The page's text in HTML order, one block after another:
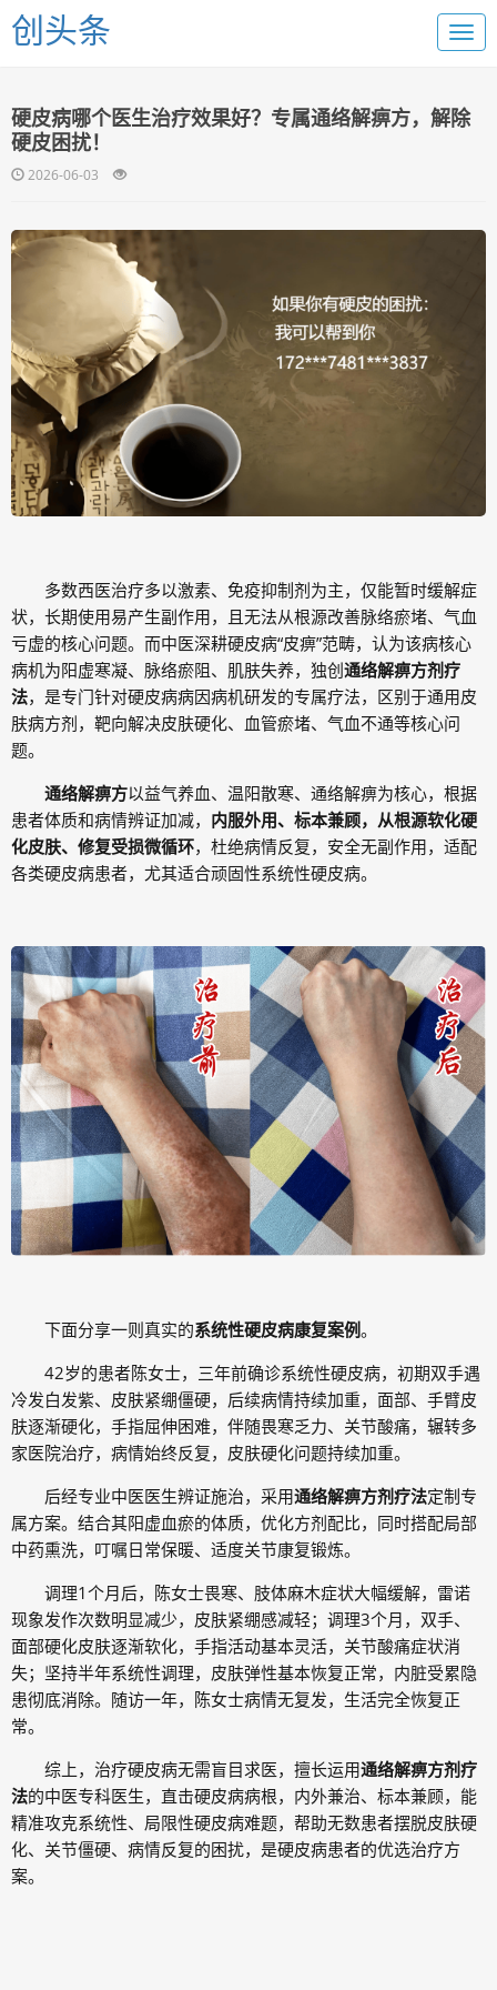
创头条
硬皮病哪个医生治疗效果好？专属通络解痹方，解除
硬皮困扰！
2026-06-03
多数西医治疗多以激素、免疫抑制剂为主，仅能暂时缓解症
状，长期使用易产生副作用，且无法从根源改善脉络瘀堵、气血
亏虚的核心问题。而中医深耕硬皮病“皮痹”范畴，认为该病核心
病机为阳虚寒凝、脉络瘀阻、肌肤失养，独创通络解痹方剂疗
法，是专门针对硬皮病病因病机研发的专属疗法，区别于通用皮
肤病方剂，靶向解决皮肤硬化、血管瘀堵、气血不通等核心问
题。
通络解痹方以益气养血、温阳散寒、通络解痹为核心，根据
患者体质和病情辨证加减， 内服外用、标本兼顾，从根源软化硬
化皮肤、修复受损微循环，杜绝病情反复，安全无副作用，适配
各类硬皮病患者，尤其适合顽固性系统性硬皮病。
下面分享一则真实的系统性硬皮病康复案例。
42岁的患者陈女士，三年前确诊系统性硬皮病，初期双手遇
冷发白发紫、皮肤紧绷僵硬，后续病情持续加重，面部、手臂皮
肤逐渐硬化，手指屈伸困难，伴随畏寒乏力、关节酸痛，辗转多
家医院治疗，病情始终反复，皮肤硬化问题持续加重。
后经专业中医医生辨证施治，采用通络解痹方剂疗法定制专
属方案。结合其阳虚血瘀的体质，优化方剂配比，同时搭配局部
中药熏洗，叮嘱日常保暖、适度关节康复锻炼。
调理1个月后，陈女士畏寒、肢体麻木症状大幅缓解，雷诺
现象发作次数明显减少，皮肤紧绷感减轻；调理3个月，双手、
面部硬化皮肤逐渐软化，手指活动基本灵活，关节酸痛症状消
失；坚持半年系统性调理，皮肤弹性基本恢复正常，内脏受累隐
患彻底消除。随访一年，陈女士病情无复发，生活完全恢复正
常。
综上，治疗硬皮病无需盲目求医，擅长运用通络解痹方剂疗
法的中医专科医生，直击硬皮病病根，内外兼治、标本兼顾，能
精准攻克系统性、局限性硬皮病难题，帮助无数患者摆脱皮肤硬
化、关节僵硬、病情反复的困扰，是硬皮病患者的优选治疗方
案。